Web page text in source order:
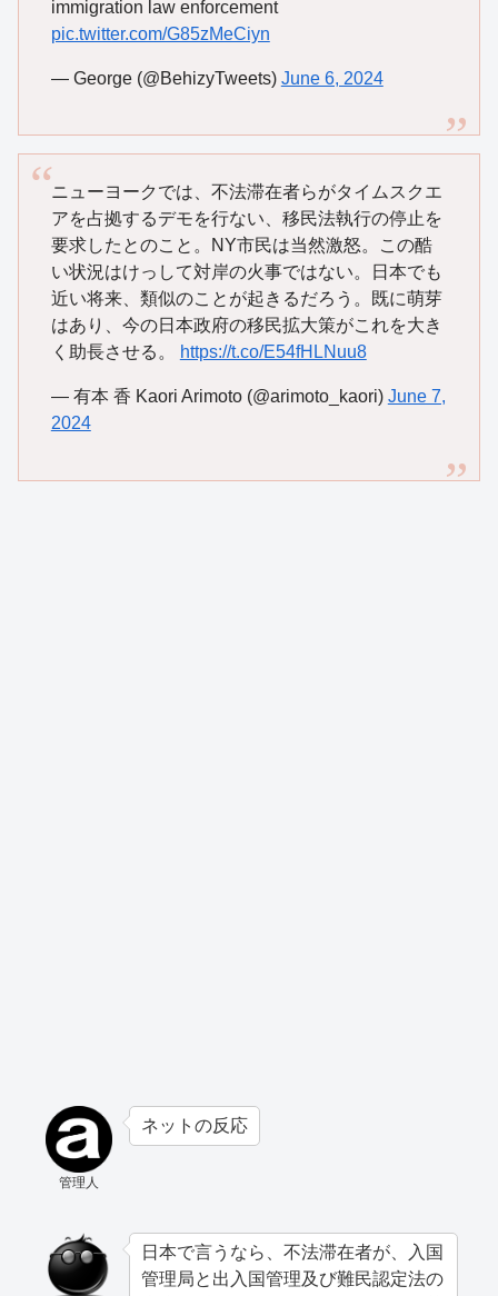
immigration law enforcement
pic.twitter.com/G85zMeCiyn
— George (@BehizyTweets) June 6, 2024
ニューヨークでは、不法滞在者らがタイムスクエ
アを占拠するデモを行ない、移民法執行の停止を
要求したとのこと。NY市民は当然激怒。この酷
い状況はけっして対岸の火事ではない。日本でも
近い将来、類似のことが起きるだろう。既に萌芽
はあり、今の日本政府の移民拡大策がこれを大き
く助長させる。
https://t.co/E54fHLNuu8
— 有本 香 Kaori Arimoto (@arimoto_kaori) June 7,
2024
管理人
ネットの反応
日本で言うなら、不法滞在者が、入国
管理局と出入国管理及び難民認定法の